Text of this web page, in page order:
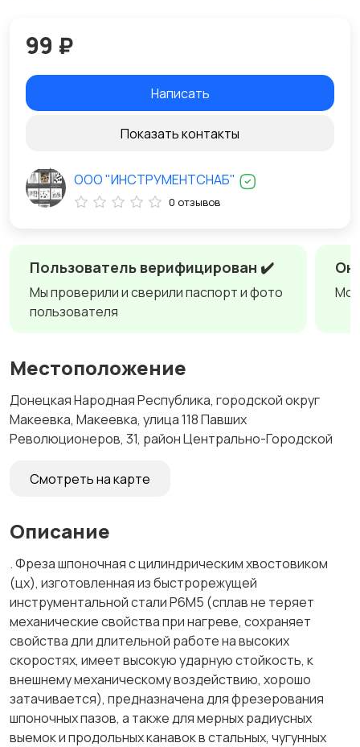
Пользователь верифицирован ✔️
Мы проверили и сверили паспорт и фото
пользователя
Местоположение
Донецкая Народная Республика, городской округ
Макеевка, Макеевка, улица 118 Павших
Революционеров, 31, район Центрально-Городской
Смотреть на карте
Описание
. Фреза шпоночная с цилиндрическим хвостовиком
(цх), изготовленная из быстрорежущей
инструментальной стали Р6М5 (сплав не теряет
механические свойства при нагреве, сохраняет
свойства дли длительной работе на высоких
скоростях, имеет высокую ударную стойкость, к
внешнему механическому воздействию, хорошо
затачивается), предназначена для фрезерования
шпоночных пазов, а также для мерных радиусных
выемок и продольных канавок в стальных, чугунных
99 ₽
Написать
Показать контакты
ООО "ИНСТРУМЕНТСНАБ"
0 отзывов